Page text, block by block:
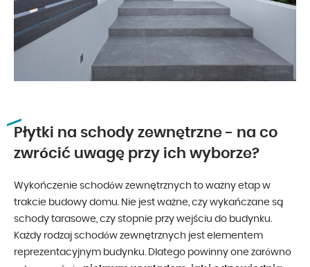
Płytki na schody zewnętrzne - na co
zwrócić uwagę przy ich wyborze?
Wykończenie schodów zewnętrznych to ważny etap w
trakcie budowy domu. Nie jest ważne, czy wykańczane są
schody tarasowe, czy stopnie przy wejściu do budynku.
Każdy rodzaj schodów zewnętrznych jest elementem
reprezentacyjnym budynku. Dlatego powinny one zarówno